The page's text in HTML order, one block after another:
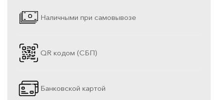
Наличными при самовывозе
QR кодом (СБП)
Банковской картой